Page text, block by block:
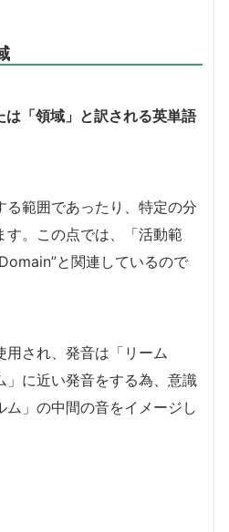
は「領域」と訳される英単語
る範囲であったり、特定の分
す。この点では、「活動範
と関連しているので
用され、発音は「リーム
」に近い発音をする為、意識
ム」の中間の音をイメージし